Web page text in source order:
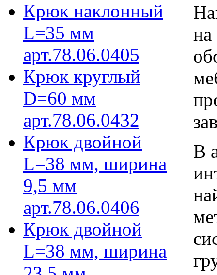
Крюк наклонный
L=35 мм
арт.78.06.0405
Крюк круглый
D=60 мм
арт.78.06.0432
Крюк двойной
L=38 мм, ширина
9,5 мм
арт.78.06.0406
Крюк двойной
L=38 мм, ширина
на
В